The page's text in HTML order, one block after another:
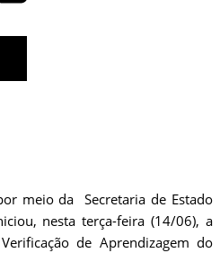
meio da Secretaria de Estado
nesta terça-feira (14/06), a
de Aprendizagem do